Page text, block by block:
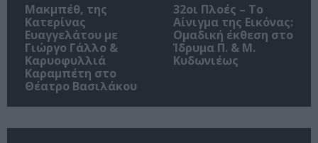
Μακμπέθ, της
Κατερίνας
Ευαγγελάτου με
Γιώργο Γάλλο &
Καρυοφυλλιά
Καραμπέτη στο
Θέατρο Βασιλάκου
32οι Πλοές – Το
Αίνιγμα της Εικόνας:
Ομαδική έκθεση στο
Ίδρυμα Π. & Μ.
Κυδωνιέως